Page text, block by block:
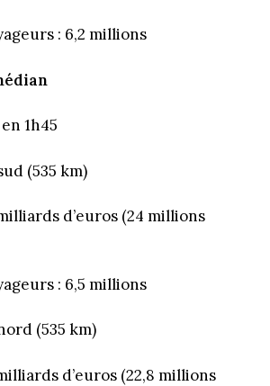
: 6,2 millions
1h45
(535 km)
d’euros (24 millions
: 6,5 millions
(535 km)
d’euros (22,8 millions